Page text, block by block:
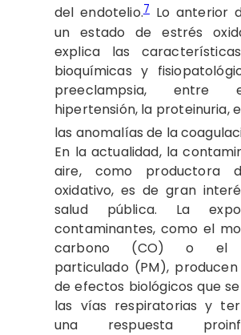
del endotelio.7Lo anterior
un estado de estrés
explica las
bioquímicas y
preeclampsia, entre
hipertensión, la proteinuria,
las anomalías de la
En la actualidad, la
aire, como productora
oxidativo, es de gran
salud pública. La
contaminantes, como el
carbono (CO) o el
particulado (PM),
de efectos biológicos que
las vías respiratorias y
una respuesta